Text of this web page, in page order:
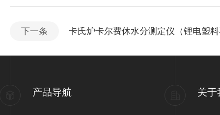
下一条 卡氏炉卡尔费休水分测定仪（锂电塑
产品导航 关于